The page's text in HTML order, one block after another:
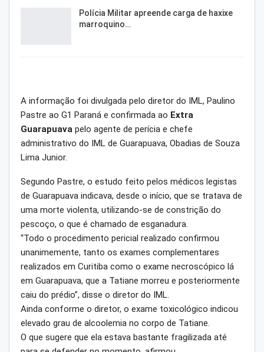
Polícia Militar apreende carga de haxixe
marroquino…
A informação foi divulgada pelo diretor do IML, Paulino
Pastre ao G1 Paraná e confirmada ao Extra
Guarapuava pelo agente de perícia e chefe
administrativo do IML de Guarapuava, Obadias de Souza
Lima Junior.
Segundo Pastre, o estudo feito pelos médicos legistas
de Guarapuava indicava, desde o início, que se tratava de
uma morte violenta, utilizando-se de constrição do
pescoço, o que é chamado de esganadura.
“Todo o procedimento pericial realizado confirmou
unanimemente, tanto os exames complementares
realizados em Curitiba como o exame necroscópico lá
em Guarapuava, que a Tatiane morreu e posteriormente
caiu do prédio”, disse o diretor do IML.
Ainda conforme o diretor, o exame toxicológico indicou
elevado grau de alcoolemia no corpo de Tatiane.
O que sugere que ela estava bastante fragilizada até